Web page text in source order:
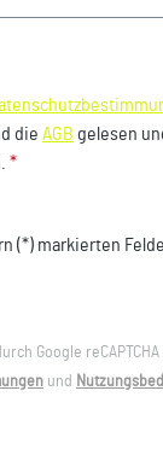
die AGB gelesen
*
(*) markierten
Google
und